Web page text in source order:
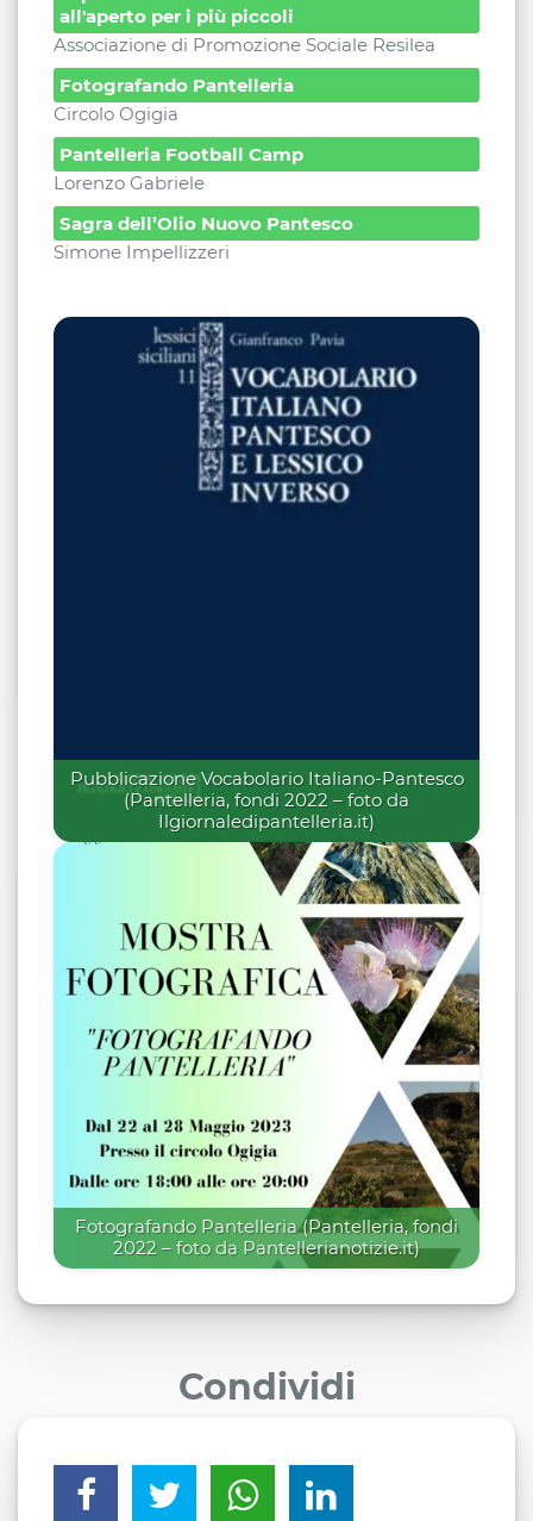
all'aperto per i più piccoli
Associazione di Promozione Sociale Resilea
Fotografando Pantelleria
Circolo Ogigia
Pantelleria Football Camp
Lorenzo Gabriele
Sagra dell’Olio Nuovo Pantesco
Simone Impellizzeri
Pubblicazione Vocabolario Italiano-Pantesco
(Pantelleria, fondi 2022 – foto da
Ilgiornaledipantelleria.it)
Fotografando Pantelleria (Pantelleria, fondi
2022 – foto da Pantellerianotizie.it)
Condividi